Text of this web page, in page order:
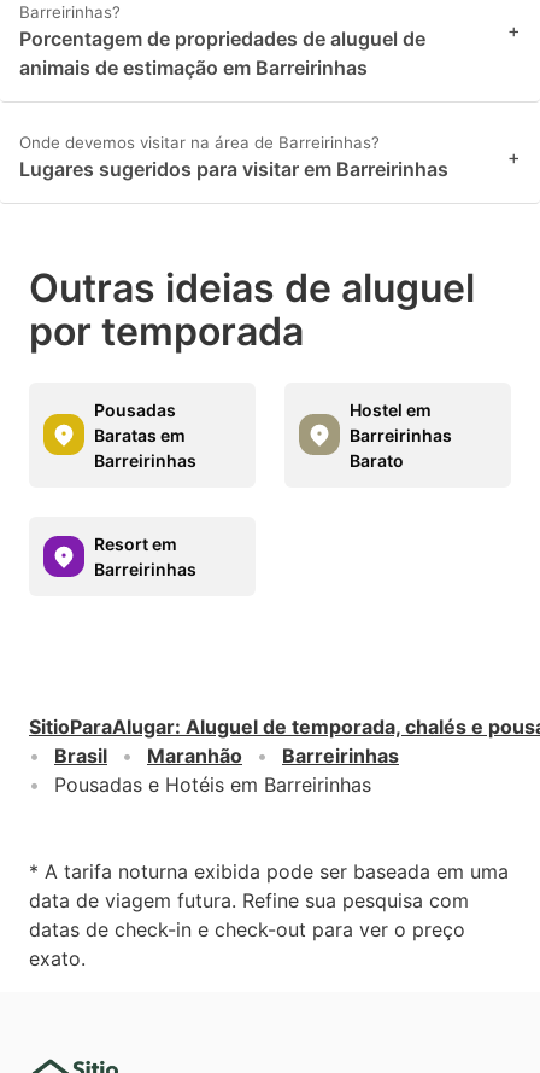
Barreirinhas?
Porcentagem de propriedades de aluguel de
animais de estimação em Barreirinhas
+
Onde devemos visitar na área de Barreirinhas?
Lugares sugeridos para visitar em Barreirinhas +
Outras ideias de aluguel
por temporada
Pousadas
Baratas em
Barreirinhas
Hostel em
Barreirinhas
Barato
Resort em
Barreirinhas
SitioParaAlugar: Aluguel de temporada, chalés e
Brasil
Maranhão
Barreirinhas
Pousadas e Hotéis em Barreirinhas
* A tarifa noturna exibida pode ser baseada em uma
data de viagem futura. Refine sua pesquisa com
datas de check-in e check-out para ver o preço
exato.